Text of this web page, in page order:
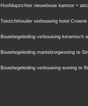
Hoofdopzichter nieuwbouw kantoor +
Toezichthouder verbouwing hotel
Bouwbegeleiding verbouwing keramisch
Bouwbegeleiding mantelzorgwoning te
Bouwbegeleiding verbouwing woning te